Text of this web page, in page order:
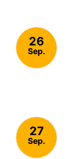
26
Sep.
2026
27
Sep.
2026